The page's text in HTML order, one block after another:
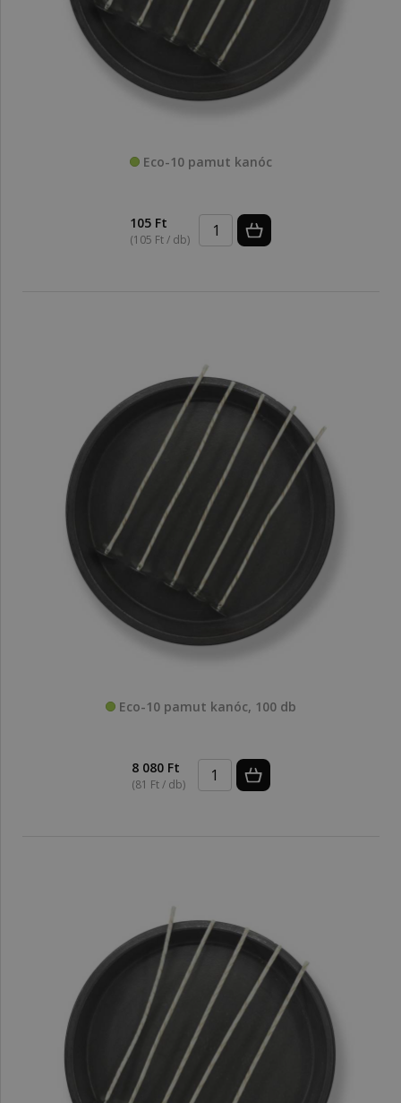
Eco-10 pamut kanóc
105 Ft
(105 Ft / db)
Eco-10 pamut kanóc, 100 db
8 080 Ft
(81 Ft / db)